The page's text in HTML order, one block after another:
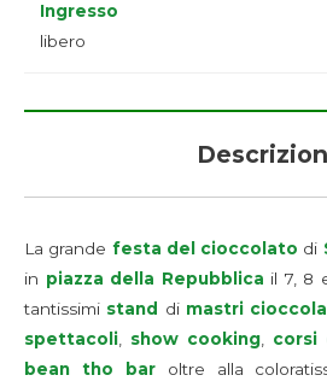
Ingresso
libero
La grande festa del cioccolato di
in piazza della Repubblica il 7, 8
tantissimi stand di mastri
spettacoli, show cooking, corsi
bean tho bar oltre alla